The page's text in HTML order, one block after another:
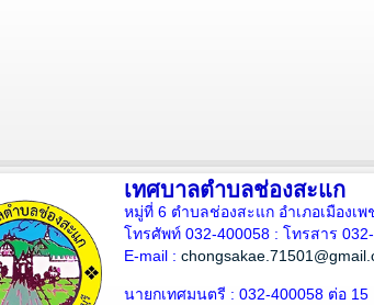
เทศบาลตำบลช่องสะแก
หมู่ที่ 6 ตำบลช่องสะแก อำเภอเมืองเ
โทรศัพท์ 032-400058 : โทรสาร
E-mail :
นายกเทศมนตรี : 032-400058 ต่อ 15